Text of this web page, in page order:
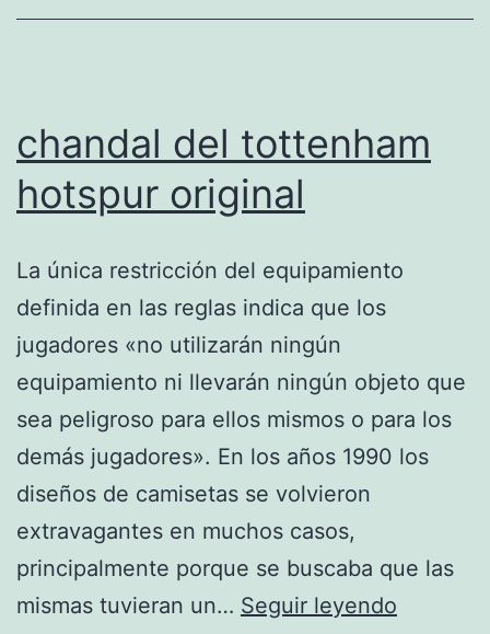
chandal del tottenham
hotspur original
La única restricción del equipamiento
definida en las reglas indica que los
jugadores «no utilizarán ningún
equipamiento ni llevarán ningún objeto que
sea peligroso para ellos mismos o para los
demás jugadores». En los años 1990 los
diseños de camisetas se volvieron
extravagantes en muchos casos,
principalmente porque se buscaba que las
mismas tuvieran un… Seguir leyendo